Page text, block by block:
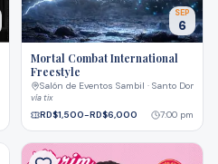
SEP
6
Mortal Combat International
Freestyle
Salón de Eventos Sambil · Santo Domingo
víatix
RD$1,500-RD$6,000 7:00 pm